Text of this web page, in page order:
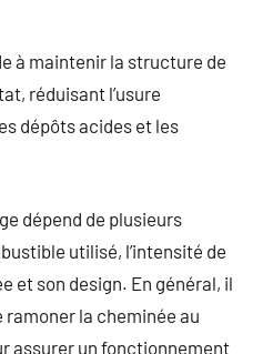
à maintenir la structure de
réduisant l’usure
dépôts acides et les
dépend de plusieurs
utilisé, l’intensité de
et son design. En général, il
la cheminée au
assurer un fonctionnement